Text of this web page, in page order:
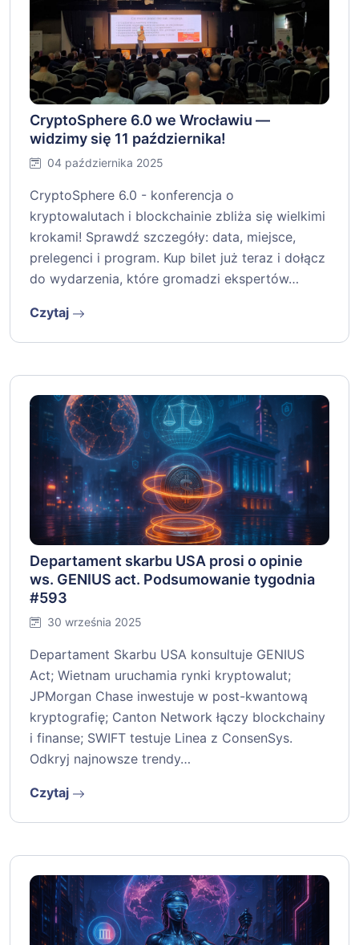
CryptoSphere 6.0 we Wrocławiu —
widzimy się 11 października!
04 października 2025
CryptoSphere 6.0 - konferencja o
kryptowalutach i blockchainie zbliża się wielkimi
krokami! Sprawdź szczegóły: data, miejsce,
prelegenci i program. Kup bilet już teraz i dołącz
do wydarzenia, które gromadzi ekspertów…
Czytaj
Departament skarbu USA prosi o opinie
ws. GENIUS act. Podsumowanie tygodnia
#593
30 września 2025
Departament Skarbu USA konsultuje GENIUS
Act; Wietnam uruchamia rynki kryptowalut;
JPMorgan Chase inwestuje w post-kwantową
kryptografię; Canton Network łączy blockchainy
i finanse; SWIFT testuje Linea z ConsenSys.
Odkryj najnowsze trendy…
Czytaj